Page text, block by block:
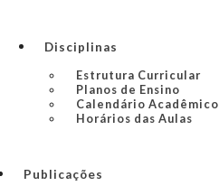
Disciplinas
Estrutura Curricular
Planos de Ensino
Calendário Acadêmico
Horários das Aulas
Publicações